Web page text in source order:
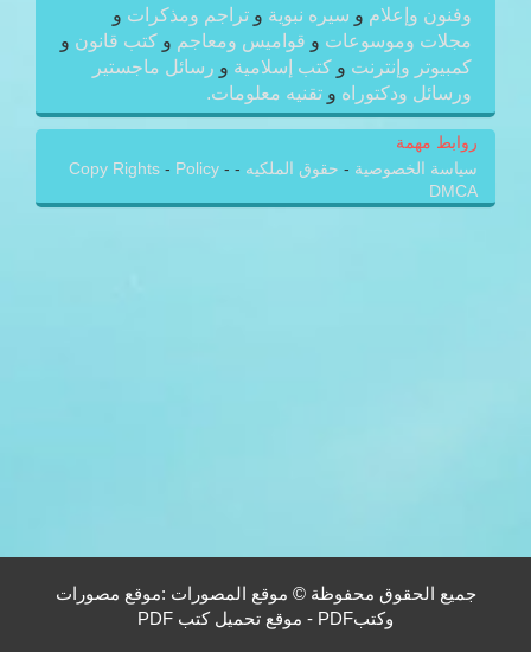
وفنون وإعلام و سيره نبوية و تراجم ومذكرات و
مجلات وموسوعات و قواميس ومعاجم و كتب قانون و
كمبيوتر وإنترنت و كتب إسلامية و رسائل ماجستير
ورسائل ودكتوراه و تقنيه معلومات.
روابط مهمة
سياسة الخصوصية - حقوق الملكيه -
Copy Rights - Policy -
DMCA
جميع الحقوق محفوظة © موقع المصورات :موقع مصورات
وكتبPDF - موقع تحميل كتب PDF